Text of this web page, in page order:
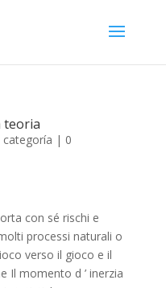
teoria
categoría | 0
con sé rischi e
processi naturali o
verso il gioco e il
Il momento d ’ inerzia